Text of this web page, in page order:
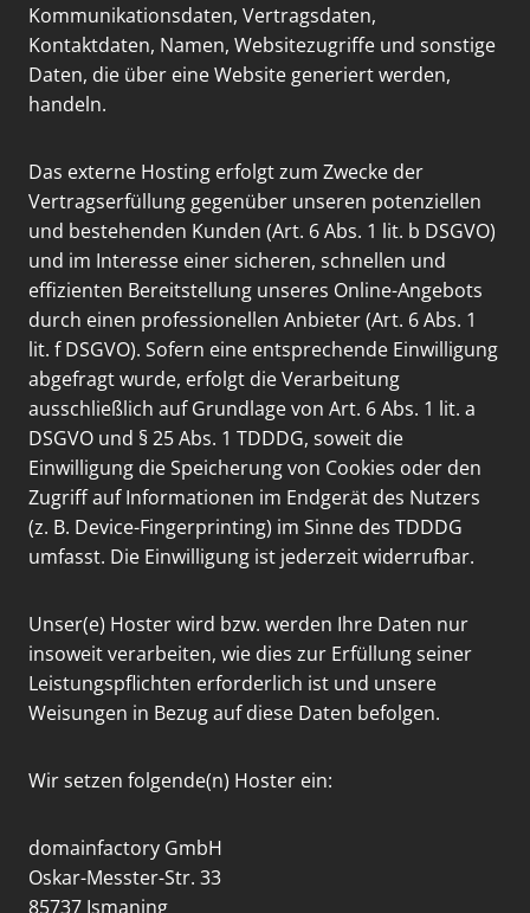
Kommunikationsdaten, Vertragsdaten,
Kontaktdaten, Namen, Websitezugriffe und sonstige
Daten, die über eine Website generiert werden,
handeln.
Das externe Hosting erfolgt zum Zwecke der
Vertragserfüllung gegenüber unseren potenziellen
und bestehenden Kunden (Art. 6 Abs. 1 lit. b DSGVO)
und im Interesse einer sicheren, schnellen und
effizienten Bereitstellung unseres Online-Angebots
durch einen professionellen Anbieter (Art. 6 Abs. 1
lit. f DSGVO). Sofern eine entsprechende Einwilligung
abgefragt wurde, erfolgt die Verarbeitung
ausschließlich auf Grundlage von Art. 6 Abs. 1 lit. a
DSGVO und § 25 Abs. 1 TDDDG, soweit die
Einwilligung die Speicherung von Cookies oder den
Zugriff auf Informationen im Endgerät des Nutzers
(z. B. Device-Fingerprinting) im Sinne des TDDDG
umfasst. Die Einwilligung ist jederzeit widerrufbar.
Unser(e) Hoster wird bzw. werden Ihre Daten nur
insoweit verarbeiten, wie dies zur Erfüllung seiner
Leistungspflichten erforderlich ist und unsere
Weisungen in Bezug auf diese Daten befolgen.
Wir setzen folgende(n) Hoster ein:
domainfactory GmbH
Oskar-Messter-Str. 33
85737 Ismaning